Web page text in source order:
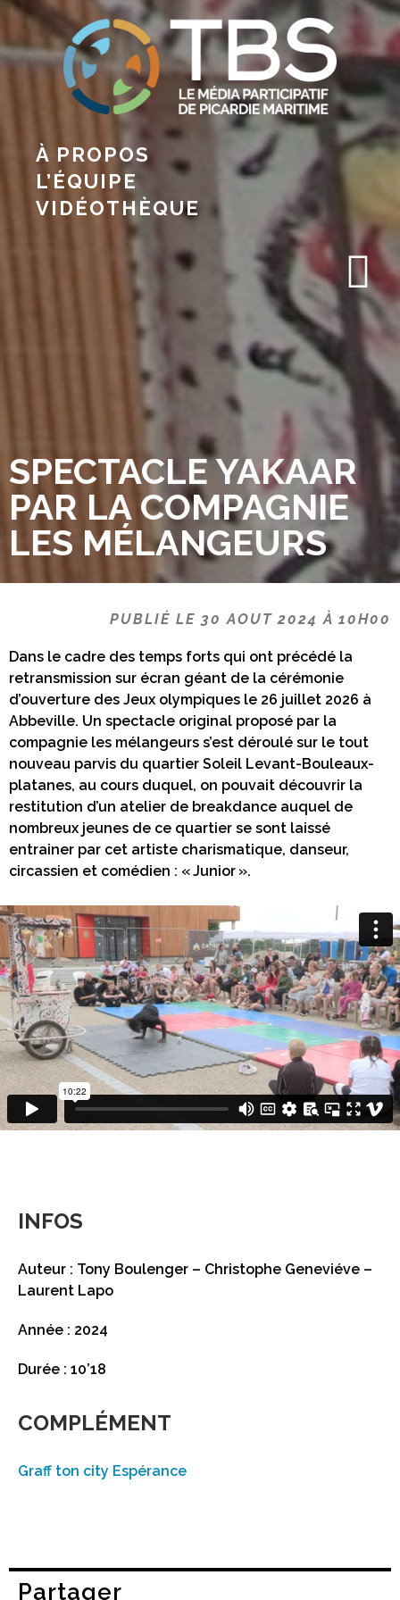
À PROPOS
L’ÉQUIPE
VIDÉOTHÈQUE
SPECTACLE YAKAAR
PAR LA COMPAGNIE
LES MÉLANGEURS
PUBLIÉ LE 30 AOUT 2024 À 10H00
Dans le cadre des temps forts qui ont précédé la
retransmission sur écran géant de la cérémonie
d’ouverture des Jeux olympiques le 26 juillet 2026 à
Abbeville. Un spectacle original proposé par la
compagnie les mélangeurs s’est déroulé sur le tout
nouveau parvis du quartier Soleil Levant-Bouleaux-
platanes, au cours duquel, on pouvait découvrir la
restitution d’un atelier de breakdance auquel de
nombreux jeunes de ce quartier se sont laissé
entrainer par cet artiste charismatique, danseur,
circassien et comédien : « Junior ».
INFOS
Auteur : Tony Boulenger – Christophe Geneviéve –
Laurent Lapo
Année : 2024
Durée : 10’18
COMPLÉMENT
Graff ton city Espérance
Partager